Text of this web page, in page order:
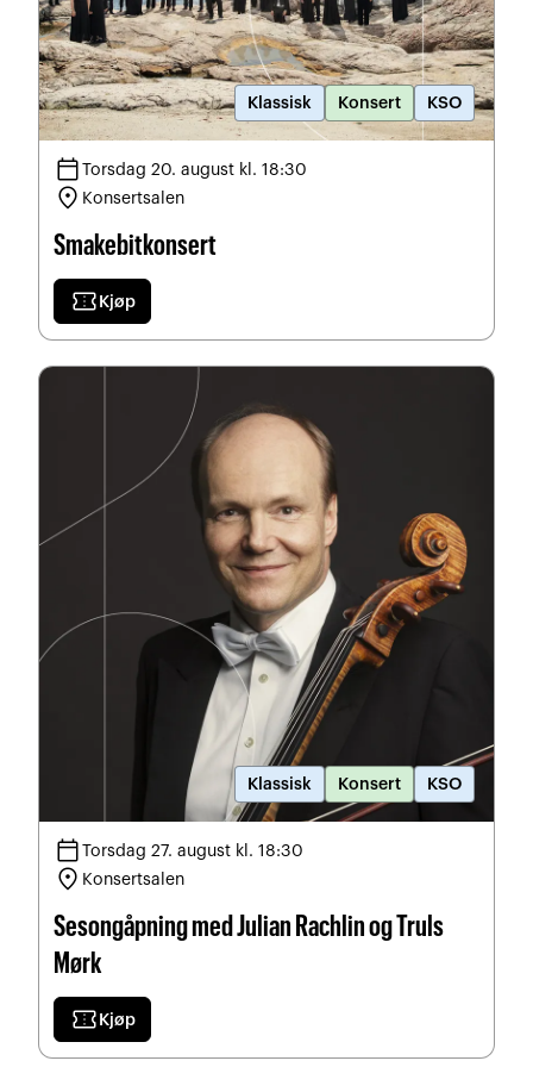
Klassisk Konsert KSO
calendar_todayTorsdag 20. august kl. 18:30
location_on Konsertsalen
Smakebitkonsert
confirmation_number Kjøp
Klassisk Konsert KSO
calendar_todayTorsdag 27. august kl. 18:30
location_on Konsertsalen
Sesongåpning med Julian Rachlin og Truls
Mørk
confirmation_number Kjøp